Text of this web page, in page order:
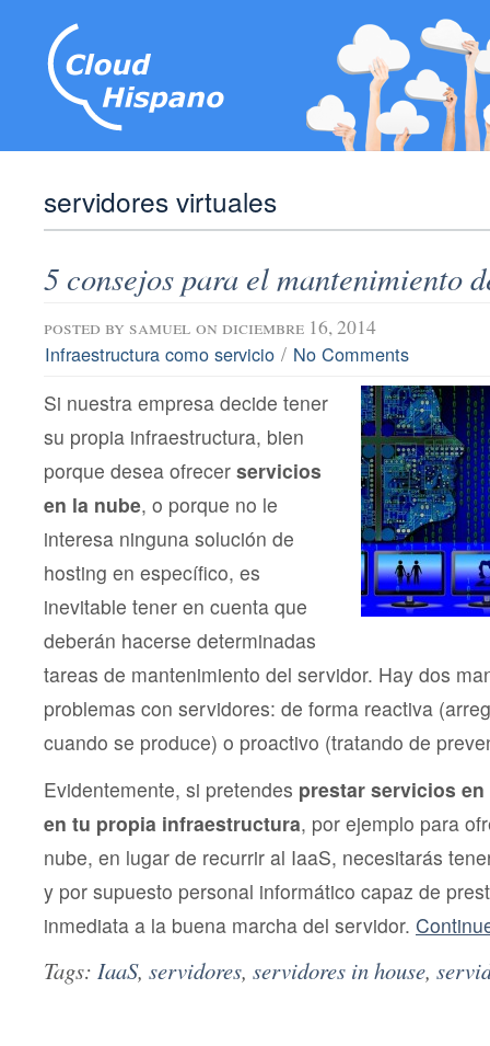
servidores virtuales
5 consejos para el mantenimiento
posted by samuel on diciembre 16, 2014
Infraestructura como servicio / No Comments
Si nuestra empresa decide tener
su propia infraestructura, bien
porque desea ofrecer servicios
en la nube, o porque no le
interesa ninguna solución de
hosting en específico, es
inevitable tener en cuenta que
deberán hacerse determinadas
tareas de mantenimiento del servidor. Hay dos
problemas con servidores: de forma reactiva
cuando se produce) o proactivo (tratando de
Evidentemente, si pretendes prestar servicios
en tu propia infraestructura, por ejemplo para
nube, en lugar de recurrir al IaaS, necesitarás
y por supuesto personal informático capaz de
inmediata a la buena marcha del servidor.
Tags: IaaS, servidores, servidores in house,